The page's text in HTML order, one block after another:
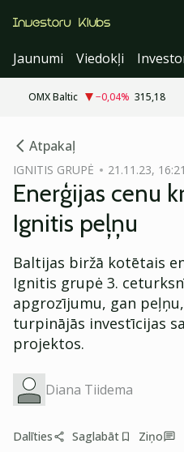
Jaunumi
Viedokļi
OMX Baltic −0,04% 315,18
Atpakaļ
IGNITIS GRUPĖ 21.11.23, 16:21
Enerģijas cenu
Ignitis peļņu
Baltijas biržā kotētais
Ignitis grupė 3.
apgrozījumu, gan
turpinājās investīcijas
projektos.
Diana Tiidema
Dalīties Saglabāt Ziņo